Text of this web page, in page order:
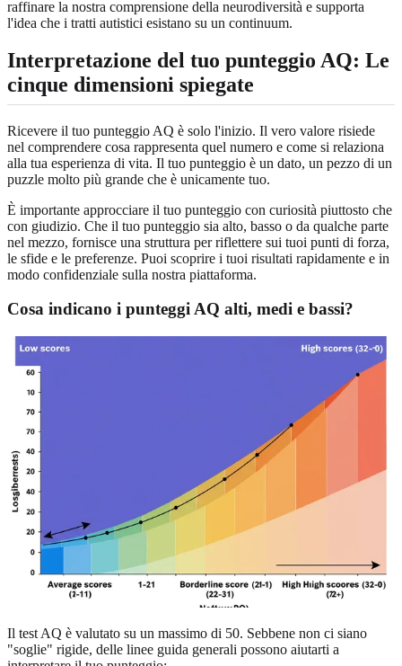
raffinare la nostra comprensione della neurodiversità e supporta
l'idea che i tratti autistici esistano su un continuum.
Interpretazione del tuo punteggio AQ: Le
cinque dimensioni spiegate
Ricevere il tuo punteggio AQ è solo l'inizio. Il vero valore risiede
nel comprendere cosa rappresenta quel numero e come si relaziona
alla tua esperienza di vita. Il tuo punteggio è un dato, un pezzo di un
puzzle molto più grande che è unicamente tuo.
È importante approcciare il tuo punteggio con curiosità piuttosto che
con giudizio. Che il tuo punteggio sia alto, basso o da qualche parte
nel mezzo, fornisce una struttura per riflettere sui tuoi punti di forza,
le sfide e le preferenze. Puoi scoprire i tuoi risultati rapidamente e in
modo confidenziale sulla nostra piattaforma.
Cosa indicano i punteggi AQ alti, medi e bassi?
Il test AQ è valutato su un massimo di 50. Sebbene non ci siano
"soglie" rigide, delle linee guida generali possono aiutarti a